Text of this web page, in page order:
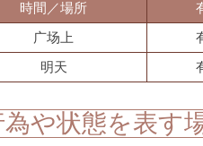
時間／場所
广场上
明天
為や状態を表す